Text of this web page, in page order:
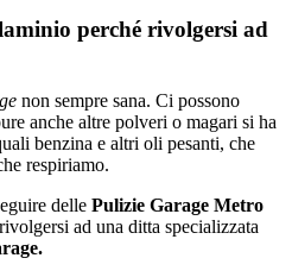
perché rivolgersi ad
non sempre sana. Ci possono
anche altre polveri o magari si ha
benzina e altri oli pesanti, che
respiriamo.
delle Pulizie Garage Metro
ad una ditta specializzata